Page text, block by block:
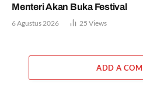
Menteri Akan Buka Festival
6 Agustus 2026 25 Views
ADD A